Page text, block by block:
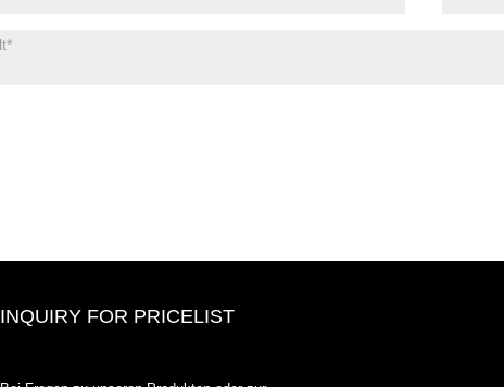
INQUIRY FOR PRICELIST